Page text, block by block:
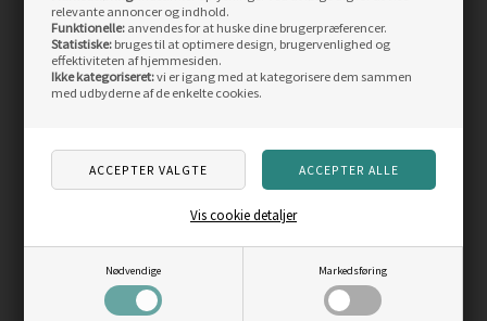
relevante annoncer og indhold.
Funktionelle: anvendes for at huske dine brugerpræferencer.
Statistiske: bruges til at optimere design, brugervenlighed og
effektiviteten af hjemmesiden.
Ikke kategoriseret:vi er igang med at kategorisere dem sammen
med udbyderne af de enkelte cookies.
Nødvendige Markedsføring
Vis cookie detaljer
ANDRE KØBTE OGSÅ
Skarp
pris
Waterproof Men, black
Skarp
Leather/Tex Men, black